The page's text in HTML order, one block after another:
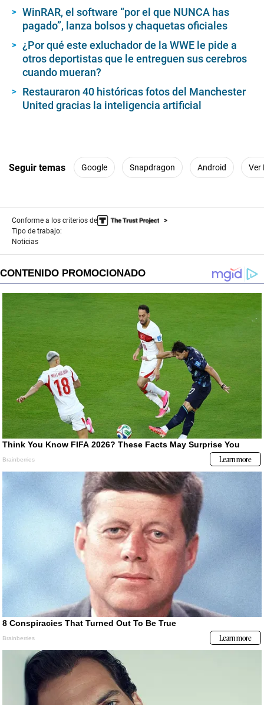
WinRAR, el software “por el que NUNCA has
pagado”, lanza bolsos y chaquetas oficiales
¿Por qué este exluchador de la WWE le pide a
otros deportistas que le entreguen sus cerebros
cuando mueran?
Restauraron 40 históricas fotos del Manchester
United gracias la inteligencia artificial
Seguir temas Google Snapdragon Android Ver
Conforme a los criterios de
Tipo de trabajo:
Noticias